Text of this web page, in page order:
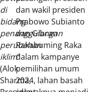
di
bidang
penanggulangan
perubahan
iklim”
(Alok
Sharma,
dan wakil presiden
Prabowo Subianto
dan Gibran
Rakabuming Raka
dalam kampanye
pemilihan umum
2024, lahan basah